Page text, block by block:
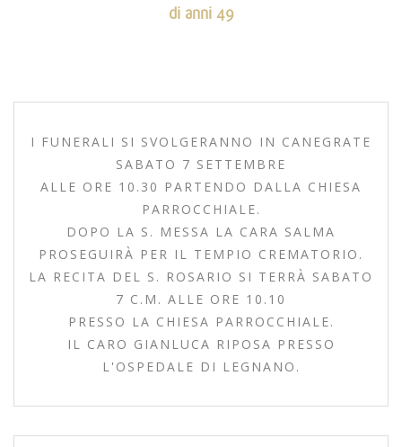
di anni 49
I FUNERALI SI SVOLGERANNO IN CANEGRATE
SABATO 7 SETTEMBRE
ALLE ORE 10.30 PARTENDO DALLA CHIESA
PARROCCHIALE.
DOPO LA S. MESSA LA CARA SALMA
PROSEGUIRÀ PER IL TEMPIO CREMATORIO.
LA RECITA DEL S. ROSARIO SI TERRÀ SABATO
7 C.M. ALLE ORE 10.10
PRESSO LA CHIESA PARROCCHIALE.
IL CARO GIANLUCA RIPOSA PRESSO
L'OSPEDALE DI LEGNANO.